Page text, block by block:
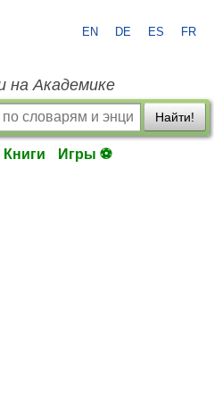
EN DE ES FR
на Академике
Найти!
Книги Игры ⚽